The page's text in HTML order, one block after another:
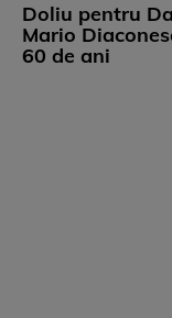
Doliu pentru
Mario
60 de ani